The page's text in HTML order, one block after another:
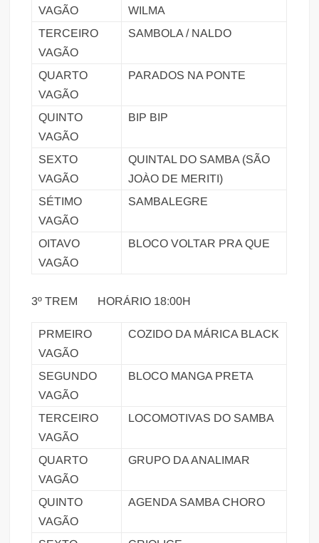
VAGÃO
WILMA
TERCEIRO
VAGÃO
SAMBOLA / NALDO
QUARTO
VAGÃO
PARADOS NA PONTE
QUINTO
VAGÃO
BIP BIP
SEXTO
VAGÃO
QUINTAL DO SAMBA (SÃO
JOÀO DE MERITI)
SÉTIMO
VAGÃO
SAMBALEGRE
OITAVO
VAGÃO
BLOCO VOLTAR PRA QUE
3º TREM HORÁRIO 18:00H
PRMEIRO
VAGÃO
COZIDO DA MÁRICA BLACK
SEGUNDO
VAGÃO
BLOCO MANGA PRETA
TERCEIRO
VAGÃO
LOCOMOTIVAS DO SAMBA
QUARTO
VAGÃO
GRUPO DA ANALIMAR
QUINTO
VAGÃO
AGENDA SAMBA CHORO